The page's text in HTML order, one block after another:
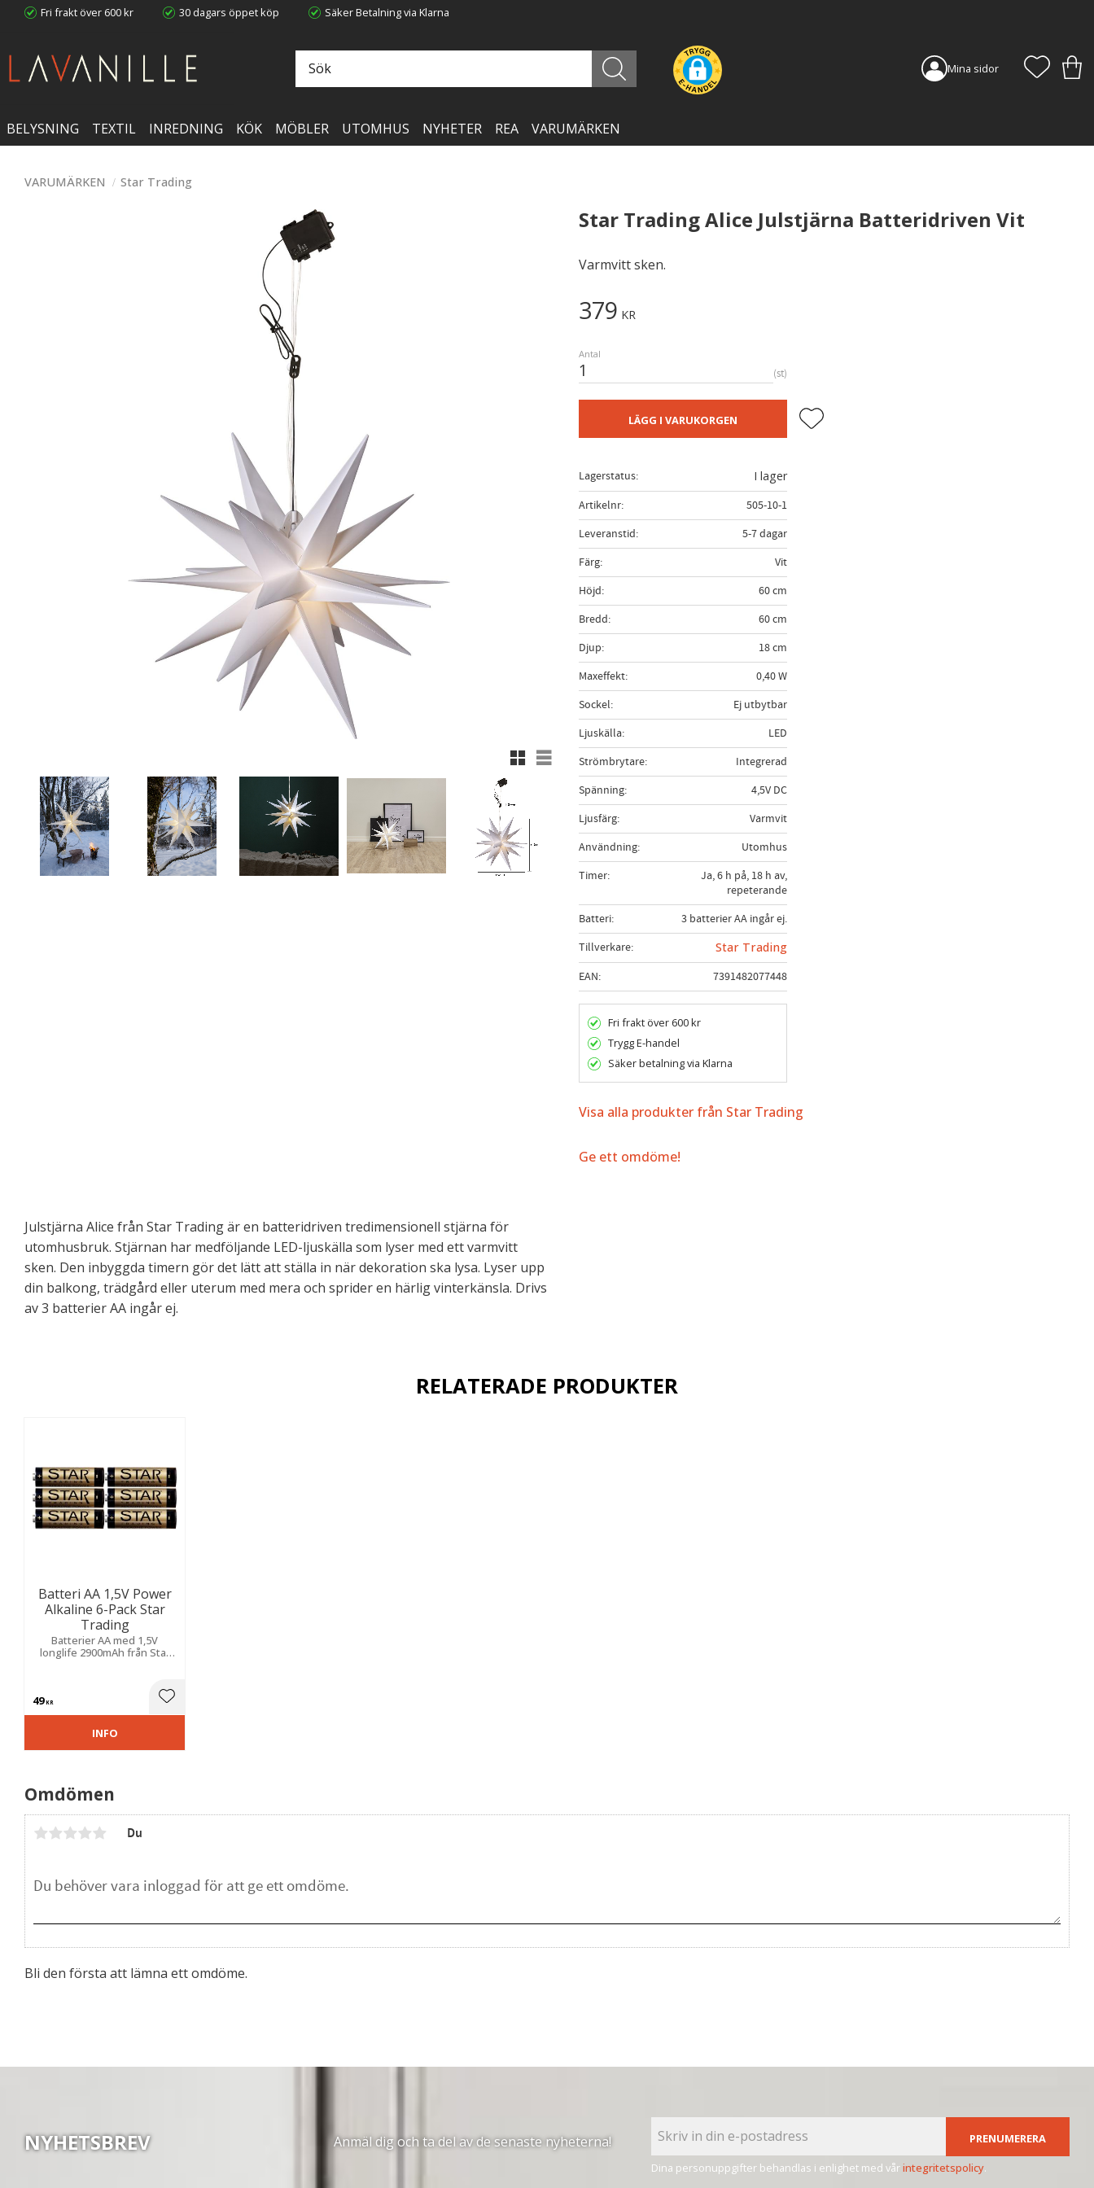
Fri frakt över 600 kr 30 dagars öppet köp Säker Betalning via Klarna
Mina sidor
BELYSNING TEXTIL INREDNING KÖK MÖBLER UTOMHUS NYHETER REA VARUMÄRKEN
VARUMÄRKEN Star Trading
Star Trading Alice Julstjärna Batteridriven Vit
Varmvitt sken.
Rutnätsvy
Listvy
379 KR
Antal
st
LÄGG I VARUKORGEN Lägg till i favoriter
Lagerstatus
I lager
Artikelnr
505-10-1
Leveranstid
5-7 dagar
Färg
Vit
Höjd
60 cm
Bredd
60 cm
Djup
18 cm
Maxeffekt
0,40 W
Sockel
Ej utbytbar
Ljuskälla
LED
Strömbrytare
Integrerad
Spänning
4,5V DC
Ljusfärg
Varmvit
Användning
Utomhus
Timer
Ja, 6 h på, 18 h av,
repeterande
Batteri
3 batterier AA ingår ej.
Tillverkare
Star Trading
EAN
7391482077448
Fri frakt över 600 kr
Trygg E-handel
Säker betalning via Klarna
Visa alla produkter från Star Trading
Ge ett omdöme!
Julstjärna Alice från Star Trading är en batteridriven tredimensionell stjärna för
utomhusbruk. Stjärnan har medföljande LED-ljuskälla som lyser med ett varmvitt
sken. Den inbyggda timern gör det lätt att ställa in när dekoration ska lysa. Lyser upp
din balkong, trädgård eller uterum med mera och sprider en härlig vinterkänsla. Drivs
av 3 batterier AA ingår ej.
Omdömen
Du
Bli den första att lämna ett omdöme.
RELATERADE PRODUKTER
Batteri AA 1,5V Power
Alkaline 6-Pack Star
Trading
Batterier AA med 1,5V
longlife 2900mAh från Star
49KR Lägg till i favoriter
INFO
NYHETSBREV Anmäl dig och ta del av de senaste nyheterna! PRENUMERERA
Dina personuppgifter behandlas i enlighet med vårintegritetspolicy.